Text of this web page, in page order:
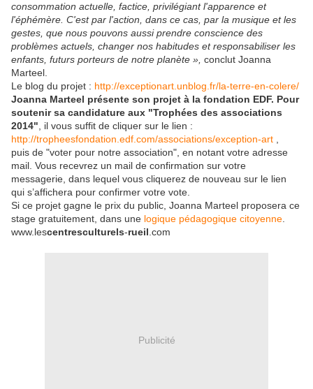
consommation actuelle, factice, privilégiant l'apparence et
l'éphémère. C'est par l'action, dans ce cas, par la musique et les
gestes, que nous pouvons aussi prendre conscience des
problèmes actuels, changer nos habitudes et responsabiliser les
enfants, futurs porteurs de notre planète », conclut Joanna
Marteel.
Le blog du projet : http://exceptionart.unblog.fr/la-terre-en-colere/
Joanna Marteel présente son projet à la fondation EDF. Pour
soutenir sa candidature aux "Trophées des associations
2014" , il vous suffit de cliquer sur le lien :
http://tropheesfondation.edf.com/associations/exception-art
puis de "voter pour notre association", en notant votre adresse
mail. Vous recevrez un mail de confirmation sur votre
messagerie, dans lequel vous cliquerez de nouveau sur le lien
qui s’affichera pour confirmer votre vote.
Si ce projet gagne le prix du public, Joanna Marteel proposera ce
stage gratuitement, dans une logique pédagogique citoyenne
www.lescentresculturels-rueil .com
Publicité